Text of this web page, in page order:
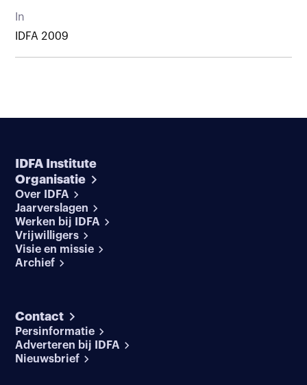
In
IDFA 2009
IDFA Institute
Organisatie
Over IDFA
Jaarverslagen
Werken bij IDFA
Vrijwilligers
Visie en missie
Archief
Contact
Persinformatie
Adverteren bij IDFA
Nieuwsbrief